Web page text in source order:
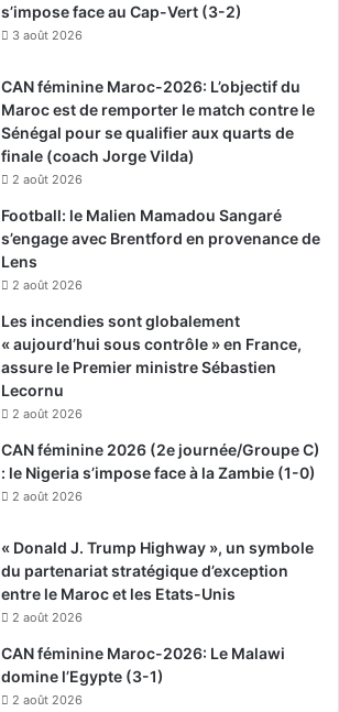
s’impose face au Cap-Vert (3-2)
3 août 2026
CAN féminine Maroc-2026: L’objectif du
Maroc est de remporter le match contre le
Sénégal pour se qualifier aux quarts de
finale (coach Jorge Vilda)
2 août 2026
Football: le Malien Mamadou Sangaré
s’engage avec Brentford en provenance de
Lens
2 août 2026
Les incendies sont globalement
« aujourd’hui sous contrôle » en France,
assure le Premier ministre Sébastien
Lecornu
2 août 2026
CAN féminine 2026 (2e journée/Groupe C)
: le Nigeria s’impose face à la Zambie (1-0)
2 août 2026
« Donald J. Trump Highway », un symbole
du partenariat stratégique d’exception
entre le Maroc et les Etats-Unis
2 août 2026
CAN féminine Maroc-2026: Le Malawi
domine l’Egypte (3-1)
2 août 2026